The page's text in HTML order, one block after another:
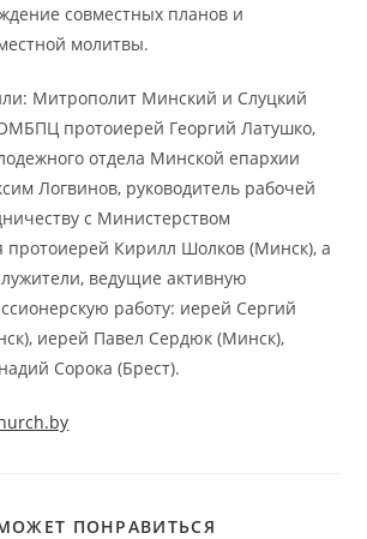
совместных планов и
молитвы.
Митрополит Минский и Слуцкий
протоиерей Георгий Латушко,
отдела Минской епархии
Логвинов, руководитель рабочей
с Министерством
протоиерей Кирилл Шолков (Минск), а
ведущие активную
работу: иерей Сергий
иерей Павел Сердюк (Минск),
Сорока (Брест).
ПОНРАВИТЬСЯ